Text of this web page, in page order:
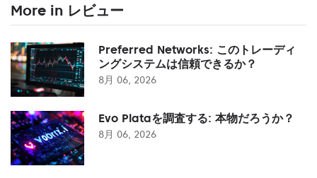
More in レビュー
Preferred Networks: このトレーディ
ングシステムは信頼できるか？
8月 06, 2026
Evo Plataを調査する: 本物だろうか？
8月 06, 2026